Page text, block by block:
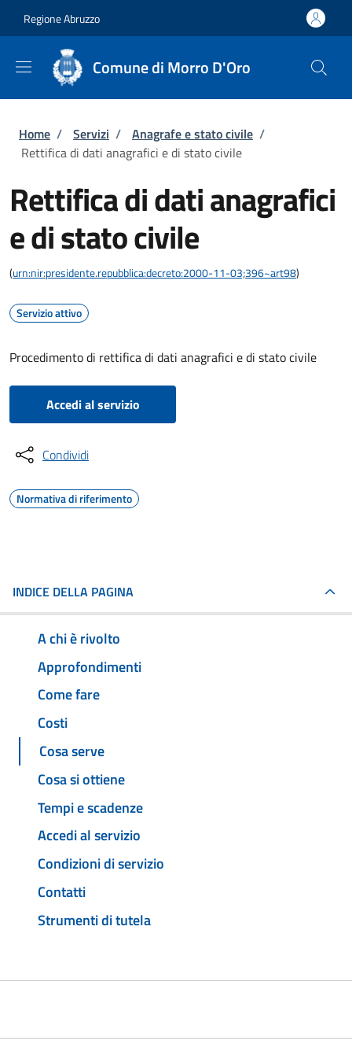
Regione Abruzzo
Comune di Morro D'Oro
Briciole di pane
Home / Servizi / Anagrafe e stato civile /
Rettifica di dati anagrafici e di stato civile
Rettifica di dati anagrafici
e di stato civile
(urn:nir:presidente.repubblica:decreto:2000-11-03;396~art98)
Servizio attivo
Procedimento di rettifica di dati anagrafici e di stato civile
Accedi al servizio
Condividi
Normativa di riferimento
INDICE DELLA PAGINA
A chi è rivolto
Approfondimenti
Come fare
Costi
Cosa serve
Cosa si ottiene
Tempi e scadenze
Accedi al servizio
Condizioni di servizio
Contatti
Strumenti di tutela